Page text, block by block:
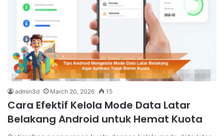
admin3d March 20, 2026 15
Cara Efektif Kelola Mode Data Latar
Belakang Android untuk Hemat Kuota